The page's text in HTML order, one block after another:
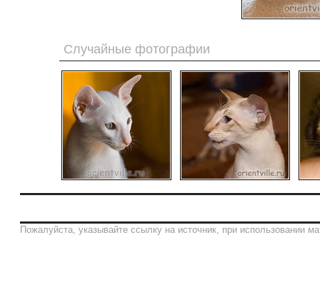
Случайные фотографии
Пожалуйста, указывайте ссылку на источник, при использовании